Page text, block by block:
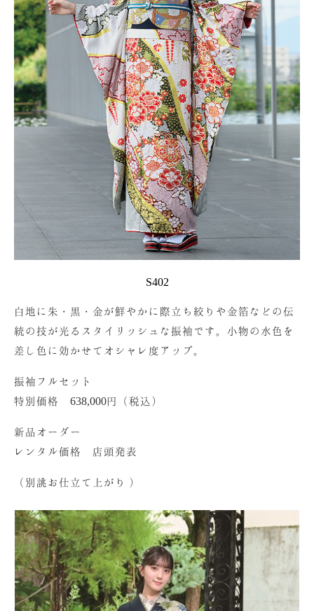
オンラインショップ
S402
白地に朱・黒・金が鮮やかに際立ち絞りや金箔などの伝
統の技が光るスタイリッシュな振袖です。小物の水色を
差し色に効かせてオシャレ度アップ。
振袖フルセット
特別価格 638,000円（税込）
新品オーダー
レンタル価格 店頭発表
（別誂お仕立て上がり ）